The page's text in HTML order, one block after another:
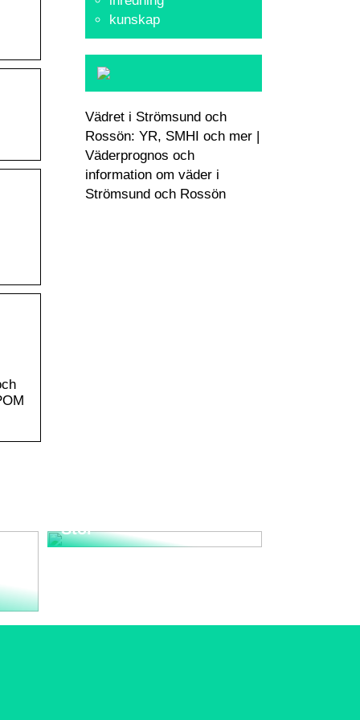
kunskap
Vädret i Strömsund och
Rossön: YR, SMHI och mer |
Väderprognos och
information om väder i
Strömsund och Rossön
Stol